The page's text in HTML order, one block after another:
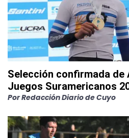
Selección confirmada de
Juegos Suramericanos
PorRedacción Diario de Cuyo